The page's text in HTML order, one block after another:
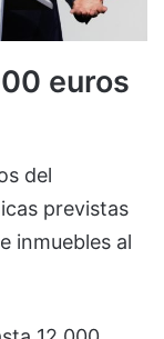
euros
del
previstas
inmuebles al